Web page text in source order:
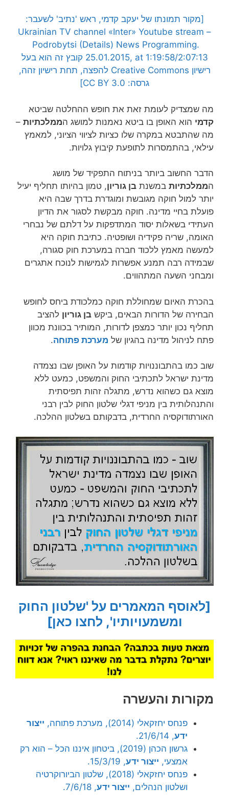
[מקור תמונתו של יעקב קדמי, ראש 'נתיב' לשעבר:
Ukrainian TV channel «Inter» Youtube stream –
Podrobytsi (Details) News Programming.
25.01.2015, at 1:19:58/2:07:13 קובץ זה הוא בעל
רישיון Creative Commons להפצה, תחת רישיון זהה,
גרסה: CC BY 3.0]
מה שמצדיק לעומת זאת את חופש ההחלטה שביטא
קדמי הוא האופן בו ביטא נאמנות למושג הממלכתיות –
מה שהתבטא במקרה שלו כציות לציווי הציוני, למאמץ
עילאי, בהתמסרות לתופעת קיבוץ גלויות.
הדבר החשוב ביותר בניתוח התפקיד של מושג
הממלכתיות במשנת בן גוריון, טמון בהיותו תחליף יעיל
יותר למול חוקה מגובשת ומוגדרת בדרך שבה היא
פועלת בחיי מדינה. חוקה מבקשת לסגור את הדיון
העתידי בשאלות יסוד המתדפקות על דלתם של נבחרי
האומה, שריה פקידיה ושופטיה. כתיבת חוקה היא
למעשה מאמץ ללכוד חברה במערכת חוק סגורה,
שבמידה רבה תמנע אפשרות לגמישות לנוכח אתגרים
ומבחני השעה המתהווים.
בהכרת האיום שמחוללת חוקה כמלכודת ביחס לחופש
הבחירה של הדורות הבאים, ביקש בן גוריון להציב
תחליף נכון יותר כמצפן לדורות, המותיר בכוונת מכוון
פתח לניהול מדינה בהגיון של מערכת פתוחה.
שוב כמו בהתבוננויות קודמות על האופן שבו נצמדה
מדינת ישראל לתכתיבי החוק והמשפט, כמעט ללא
מוצא גם כשהוא נדרש, מתגלה זהות תפיסתית
והתנהלותית בין מניפי דגלי שלטון החוק לבין רבני
האורתודוקסיה החרדית, בדבקותם בשלטון ההלכה.
[לאוסף המאמרים על 'שלטון החוק
ומשמעויותיו', לחצו כאן]
מקורות והעשרה
פנחס יחזקאלי (2014), מערכת פתוחה,
ייצור
ידע, 21/6/14.
גרשון הכהן (2019), ביטחון איננו הכל – הוא רק
אמצעי, ייצור ידע, 15/3/19.
פנחס יחזקאלי (2018), שלטון הביורוקרטיה
ושלטון הנהלים, ייצור ידע, 7/6/18.